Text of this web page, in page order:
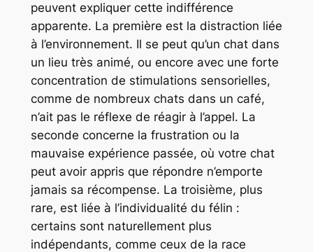
peuvent expliquer cette indifférence
apparente. La première est la distraction liée
à l’environnement. Il se peut qu’un chat dans
un lieu très animé, ou encore avec une forte
concentration de stimulations sensorielles,
comme de nombreux chats dans un café,
n’ait pas le réflexe de réagir à l’appel. La
seconde concerne la frustration ou la
mauvaise expérience passée, où votre chat
peut avoir appris que répondre n’emporte
jamais sa récompense. La troisième, plus
rare, est liée à l’individualité du félin :
certains sont naturellement plus
indépendants, comme ceux de la race